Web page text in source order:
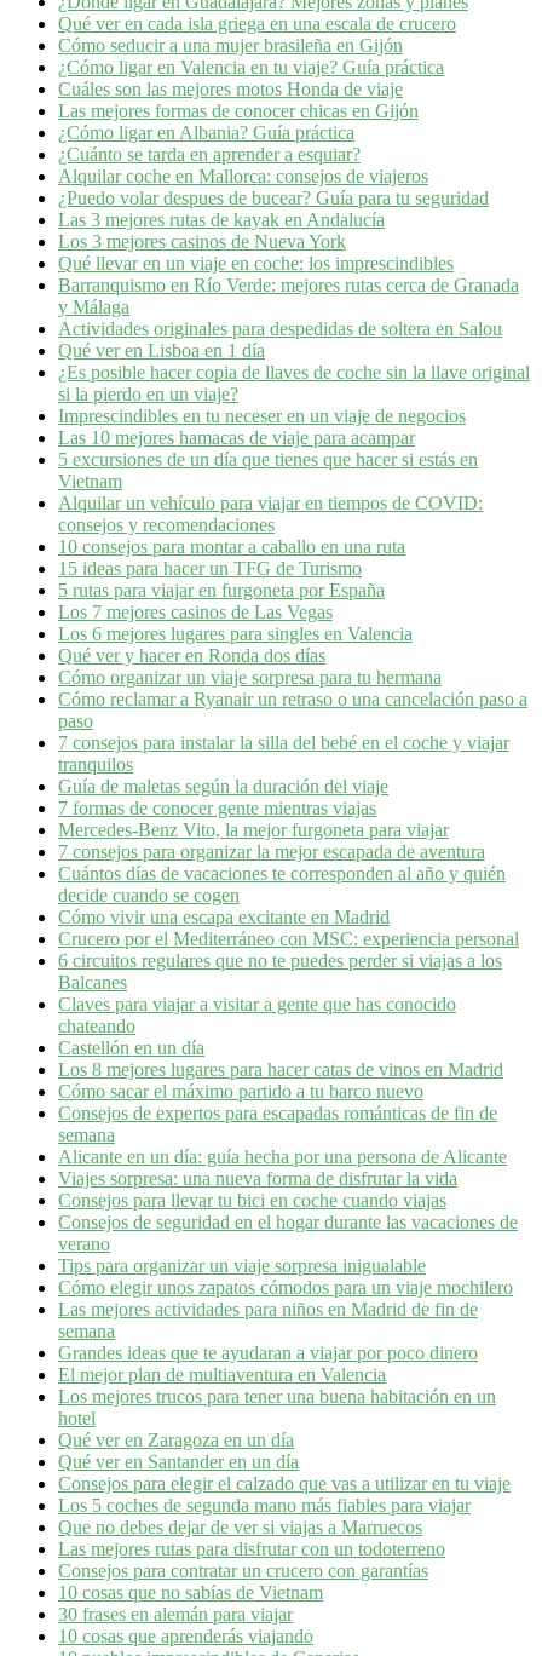
Qué ver en cada isla griega en una escala de crucero
Cómo seducir a una mujer brasileña en Gijón
¿Cómo ligar en Valencia en tu viaje? Guía práctica
Cuáles son las mejores motos Honda de viaje
Las mejores formas de conocer chicas en Gijón
¿Cómo ligar en Albania? Guía práctica
¿Cuánto se tarda en aprender a esquiar?
Alquilar coche en Mallorca: consejos de viajeros
¿Puedo volar despues de bucear? Guía para tu seguridad
Las 3 mejores rutas de kayak en Andalucía
Los 3 mejores casinos de Nueva York
Qué llevar en un viaje en coche: los imprescindibles
Barranquismo en Río Verde: mejores rutas cerca de Granada
y Málaga
Actividades originales para despedidas de soltera en Salou
Qué ver en Lisboa en 1 día
¿Es posible hacer copia de llaves de coche sin la llave original
si la pierdo en un viaje?
Imprescindibles en tu neceser en un viaje de negocios
Las 10 mejores hamacas de viaje para acampar
5 excursiones de un día que tienes que hacer si estás en
Vietnam
Alquilar un vehículo para viajar en tiempos de COVID:
consejos y recomendaciones
10 consejos para montar a caballo en una ruta
15 ideas para hacer un TFG de Turismo
5 rutas para viajar en furgoneta por España
Los 7 mejores casinos de Las Vegas
Los 6 mejores lugares para singles en Valencia
Qué ver y hacer en Ronda dos días
Cómo organizar un viaje sorpresa para tu hermana
Cómo reclamar a Ryanair un retraso o una cancelación paso a
paso
7 consejos para instalar la silla del bebé en el coche y viajar
tranquilos
Guía de maletas según la duración del viaje
7 formas de conocer gente mientras viajas
Mercedes-Benz Vito, la mejor furgoneta para viajar
7 consejos para organizar la mejor escapada de aventura
Cuántos días de vacaciones te corresponden al año y quién
decide cuando se cogen
Cómo vivir una escapa excitante en Madrid
Crucero por el Mediterráneo con MSC: experiencia personal
6 circuitos regulares que no te puedes perder si viajas a los
Balcanes
Claves para viajar a visitar a gente que has conocido
chateando
Castellón en un día
Los 8 mejores lugares para hacer catas de vinos en Madrid
Cómo sacar el máximo partido a tu barco nuevo
Consejos de expertos para escapadas románticas de fin de
semana
Alicante en un día: guía hecha por una persona de Alicante
Viajes sorpresa: una nueva forma de disfrutar la vida
Consejos para llevar tu bici en coche cuando viajas
Consejos de seguridad en el hogar durante las vacaciones de
verano
Tips para organizar un viaje sorpresa inigualable
Cómo elegir unos zapatos cómodos para un viaje mochilero
Las mejores actividades para niños en Madrid de fin de
semana
Grandes ideas que te ayudaran a viajar por poco dinero
El mejor plan de multiaventura en Valencia
Los mejores trucos para tener una buena habitación en un
hotel
Qué ver en Zaragoza en un día
Qué ver en Santander en un día
Consejos para elegir el calzado que vas a utilizar en tu viaje
Los 5 coches de segunda mano más fiables para viajar
Que no debes dejar de ver si viajas a Marruecos
Las mejores rutas para disfrutar con un todoterreno
Consejos para contratar un crucero con garantías
10 cosas que no sabías de Vietnam
30 frases en alemán para viajar
10 cosas que aprenderás viajando